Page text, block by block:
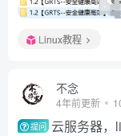
Linux教程
不念
4年前更新
提问 云服务器，